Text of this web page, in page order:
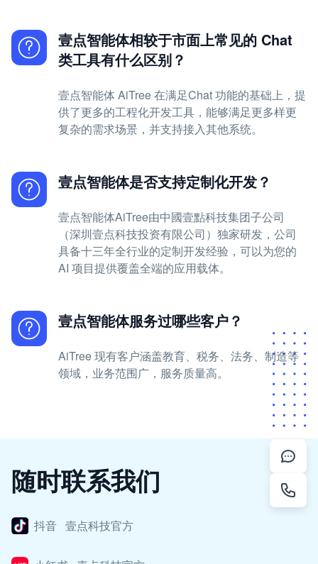
壹点智能体相较于市面上常见的 Chat
类工具有什么区别？
壹点智能体 AiTree 在满足Chat 功能的基础上，提
供了更多的工程化开发工具，能够满足更多样更
复杂的需求场景，并支持接入其他系统。
壹点智能体是否支持定制化开发？
壹点智能体AiTree由中國壹點科技集团子公司
（深圳壹点科技投资有限公司）独家研发，公司
具备十三年全行业的定制开发经验，可以为您的
AI 项目提供覆盖全端的应用载体。
壹点智能体服务过哪些客户？
AiTree 现有客户涵盖教育、税务、法务、制造等
领域，业务范围广，服务质量高。
随时联系我们
抖音 壹点科技官方